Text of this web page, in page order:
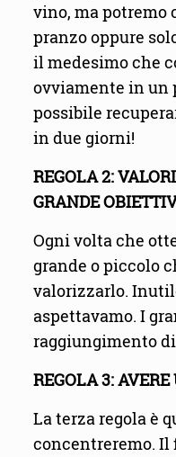
vino, ma potremo
pranzo oppure
il medesimo che
ovviamente in un
possibile
in due giorni!
REGOLA 2:
GRANDE
Ogni volta che
grande o piccolo
valorizzarlo.
aspettavamo. I
raggiungimento
REGOLA 3:
La terza regola è
concentreremo. Il